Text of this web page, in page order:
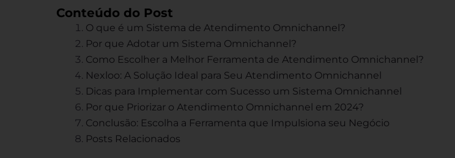
Conteúdo do Post
O que é um Sistema de Atendimento Omnichannel?
Por que Adotar um Sistema Omnichannel?
Como Escolher a Melhor Ferramenta de Atendimento Omnichannel?
Nexloo: A Solução Ideal para Seu Atendimento Omnichannel
Dicas para Implementar com Sucesso um Sistema Omnichannel
Por que Priorizar o Atendimento Omnichannel em 2024?
Conclusão: Escolha a Ferramenta que Impulsiona seu Negócio
Posts Relacionados